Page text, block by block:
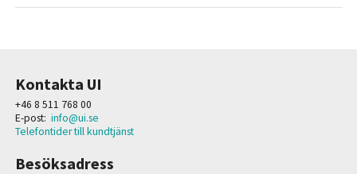
Kontakta UI
+46 8 511 768 00
E-post: info@ui.se
Telefontider till kundtjänst
Besöksadress